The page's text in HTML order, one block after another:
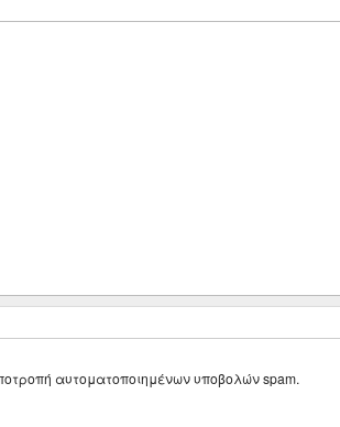
αυτοματοποιημένων υποβολών spam.